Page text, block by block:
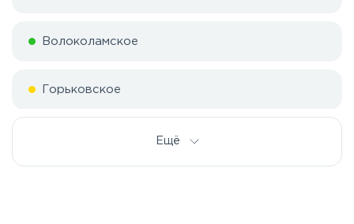
Волоколамское
Горьковское
Ещё